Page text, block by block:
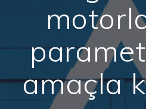
amaçla